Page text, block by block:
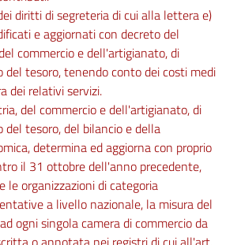
diritti di segreteria di cui alla lettera e)
e aggiornati con decreto del
commercio e dell'artigianato, di
tesoro, tenendo conto dei costi medi
dei relativi servizi.
del commercio e dell'artigianato, di
tesoro, del bilancio e della
determina ed aggiorna con proprio
il 31 ottobre dell'anno precedente,
le organizzazioni di categoria
a livello nazionale, la misura del
ogni singola camera di commercio da